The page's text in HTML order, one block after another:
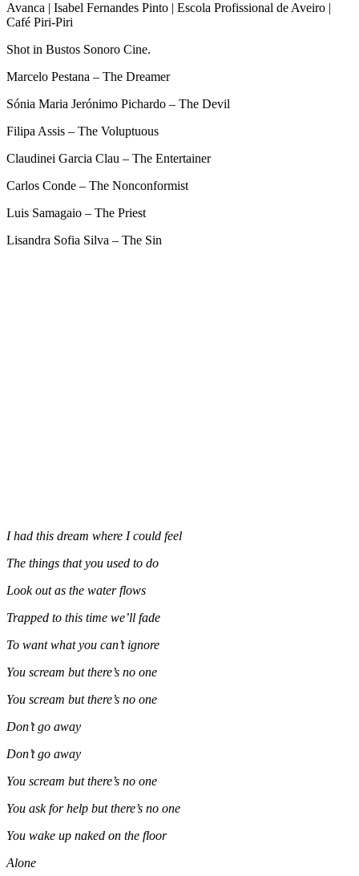
Avanca | Isabel Fernandes Pinto | Escola Profissional de Aveiro |
Café Piri-Piri
Shot in Bustos Sonoro Cine.
Marcelo Pestana – The Dreamer
Sónia Maria Jerónimo Pichardo – The Devil
Filipa Assis – The Voluptuous
Claudinei Garcia Clau – The Entertainer
Carlos Conde – The Nonconformist
Luis Samagaio – The Priest
Lisandra Sofia Silva – The Sin
I had this dream where I could feel
The things that you used to do
Look out as the water flows
Trapped to this time we’ll fade
To want what you can’t ignore
You scream but there’s no one
You scream but there’s no one
Don’t go away
Don’t go away
You scream but there’s no one
You ask for help but there’s no one
You wake up naked on the floor
Alone